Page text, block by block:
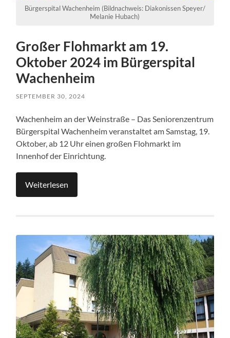
Bürgerspital Wachenheim (Bildnachweis: Diakonissen Speyer/
Melanie Hubach)
Großer Flohmarkt am 19.
Oktober 2024 im Bürgerspital
Wachenheim
SEPTEMBER 30, 2024
Wachenheim an der Weinstraße – Das Seniorenzentrum
Bürgerspital Wachenheim veranstaltet am Samstag, 19.
Oktober, ab 12 Uhr einen großen Flohmarkt im
Innenhof der Einrichtung.
Weiterlesen